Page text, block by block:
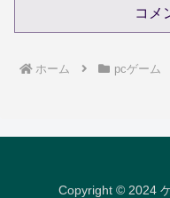
コメ
ホーム pcゲーム
Copyright © 2024